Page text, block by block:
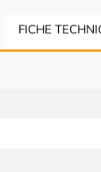
FICHE